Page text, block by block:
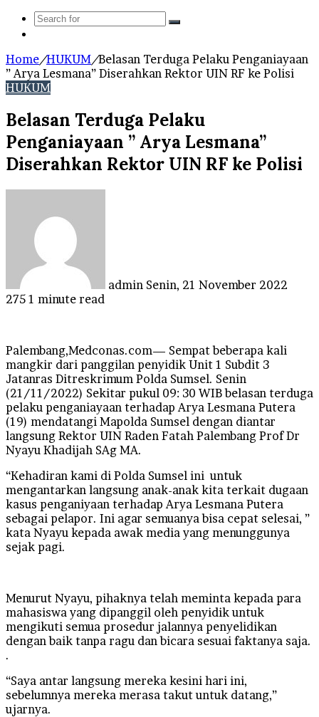
Search
Home/HUKUM/Belasan Terduga Pelaku Penganiayaan
” Arya Lesmana” Diserahkan Rektor UIN RF ke Polisi
HUKUM
Belasan Terduga Pelaku
Penganiayaan ” Arya Lesmana”
Diserahkan Rektor UIN RF ke Polisi
admin Senin, 21 November 2022
275 1 minute read
Palembang,Medconas.com— Sempat beberapa kali
mangkir dari panggilan penyidik Unit 1 Subdit 3
Jatanras Ditreskrimum Polda Sumsel. Senin
(21/11/2022) Sekitar pukul 09: 30 WIB belasan terduga
pelaku penganiayaan terhadap Arya Lesmana Putera
(19) mendatangi Mapolda Sumsel dengan diantar
langsung Rektor UIN Raden Fatah Palembang Prof Dr
Nyayu Khadijah SAg MA.
“Kehadiran kami di Polda Sumsel ini untuk
mengantarkan langsung anak-anak kita terkait dugaan
kasus penganiyaan terhadap Arya Lesmana Putera
sebagai pelapor. Ini agar semuanya bisa cepat selesai, ”
kata Nyayu kepada awak media yang menunggunya
sejak pagi.
Menurut Nyayu, pihaknya telah meminta kepada para
mahasiswa yang dipanggil oleh penyidik untuk
mengikuti semua prosedur jalannya penyelidikan
dengan baik tanpa ragu dan bicara sesuai faktanya saja.
.
“Saya antar langsung mereka kesini hari ini,
sebelumnya mereka merasa takut untuk datang,”
ujarnya.